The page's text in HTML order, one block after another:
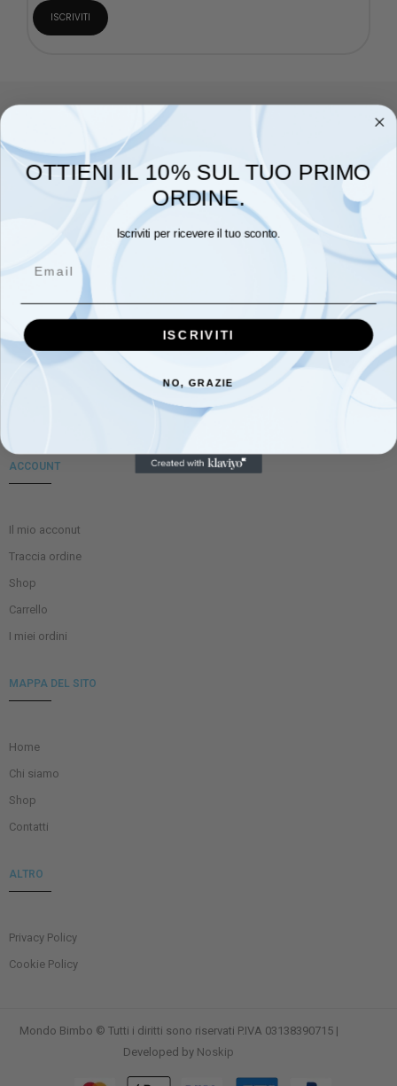
Mondo Bimbo è lo store online di abbigliamento per
bambini più apprezzato dalle mamme di tutta Italia.
Cellulare : +39 328 457 6292
Email : info@mondobimboabbigliamento.it
ACCOUNT
Il mio acconut
Traccia ordine
Shop
Carrello
I miei ordini
MAPPA DEL SITO
Home
Chi siamo
Shop
Contatti
ALTRO
Privacy Policy
Cookie Policy
Mondo Bimbo © Tutti i diritti sono riservati P.IVA 03138390715 |
Developed by Noskip
OTTIENI IL 10% SUL TUO PRIMO
ORDINE.
Iscriviti per ricevere il tuo sconto.
ISCRIVITI
NO, GRAZIE